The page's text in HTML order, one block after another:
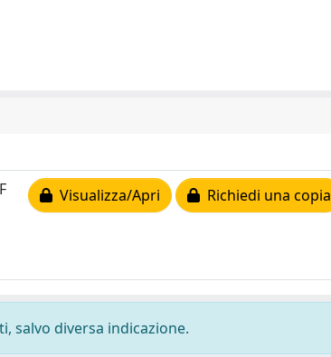
Visualizza/Apri Richiedi una copia
salvo diversa indicazione.